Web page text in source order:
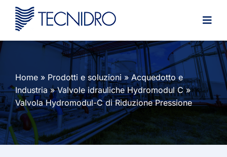
Skip
content
Home » Prodotti e soluzioni»Acquedotto e
Industria»Valvole idrauliche Hydromodul C»
Valvola Hydromodul-C di Riduzione Pressione